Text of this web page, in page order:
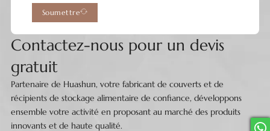
Contactez-nous pour un devis
gratuit
Partenaire de Huashun, votre fabricant de couverts et de
récipients de stockage alimentaire de confiance, développons
ensemble votre activité en proposant au marché des produits
innovants et de haute qualité.
Soumettre